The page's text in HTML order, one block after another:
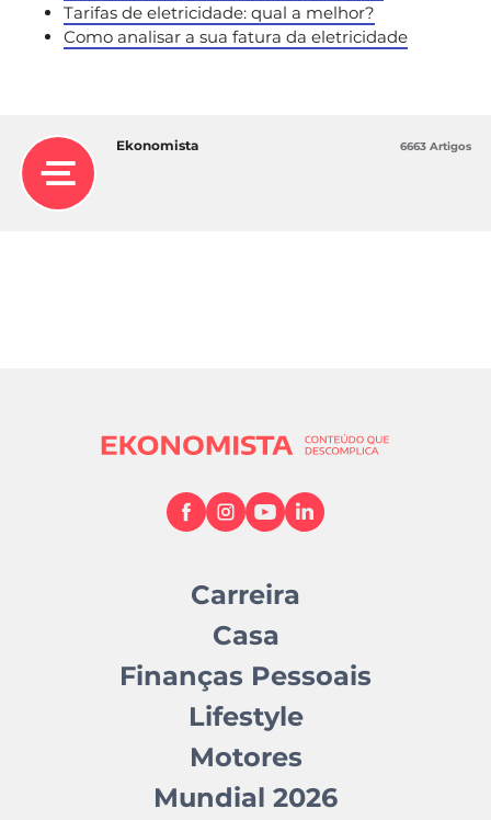
Tarifas de eletricidade: qual a melhor?
Como analisar a sua fatura da eletricidade
Ekonomista 6663 Artigos
Carreira
Casa
Finanças Pessoais
Lifestyle
Motores
Mundial 2026